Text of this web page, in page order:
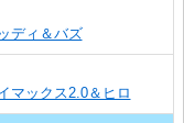
ディ＆バズ
マックス2.0＆ヒロ